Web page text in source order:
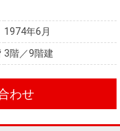
1974年6月
3階／9階建
わせ